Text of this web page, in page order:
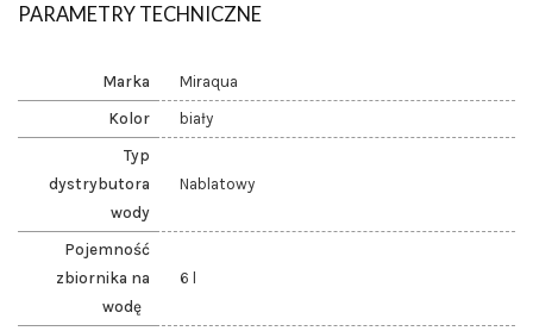
PARAMETRY TECHNICZNE
Marka Miraqua
Kolor biały
Typ
dystrybutora
wody
Nablatowy
Pojemność
zbiornika na
wodę
6 l